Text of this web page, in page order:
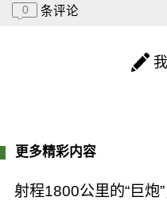
0 条评论
更多精彩内容
射程1800公里的“巨炮”